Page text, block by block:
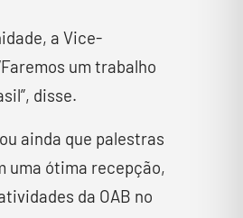
a Vice-
um trabalho
disse.
ainda que palestras
uma ótima recepção,
da OAB no